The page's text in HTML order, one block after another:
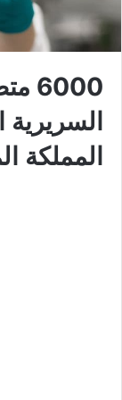
السريرية
المملكة